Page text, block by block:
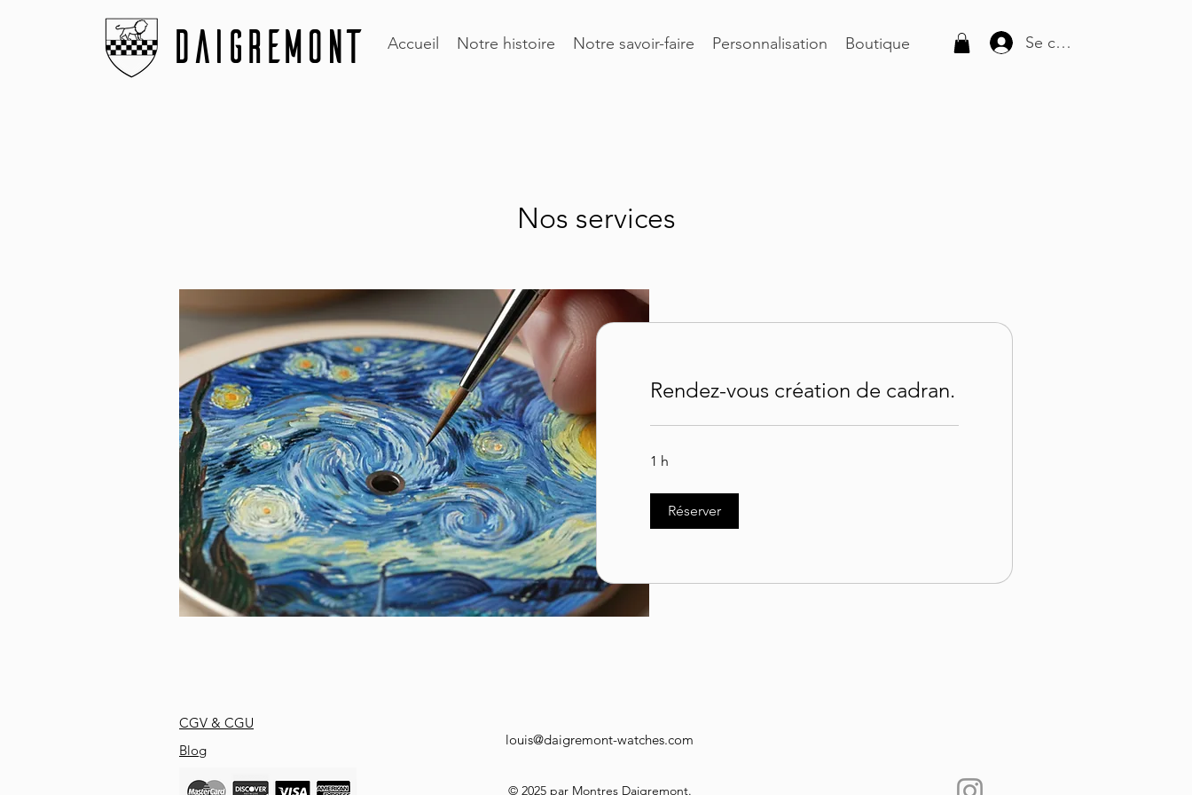
DAIGREMONT Accueil Notre histoire Notre savoir-faire Personnalisation Boutique Se connecter
Nos services
Rendez-vous création de cadran.
1 h
Réserver
CGV & CGU
Blog
louis@daigremont-watches.com
© 2025 par Montres Daigremont.